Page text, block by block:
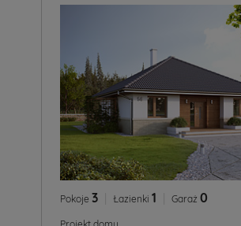
Pokoje 3 Łazienki 1 Garaż 0